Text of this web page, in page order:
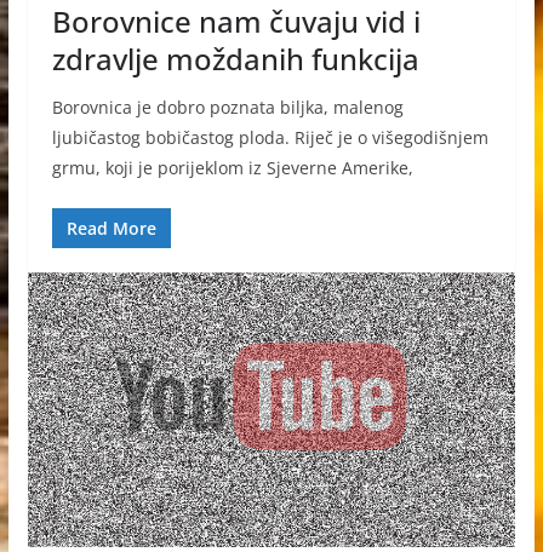
Borovnice nam čuvaju vid i
zdravlje moždanih funkcija
Borovnica je dobro poznata biljka, malenog
ljubičastog bobičastog ploda. Riječ je o višegodišnjem
grmu, koji je porijeklom iz Sjeverne Amerike,
Read More